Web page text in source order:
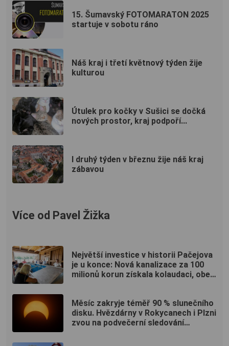
15. Šumavský FOTOMARATON 2025
startuje v sobotu ráno
Náš kraj i třetí květnový týden žije
kulturou
Útulek pro kočky v Sušici se dočká
nových prostor, kraj podpoří...
I druhý týden v březnu žije náš kraj
zábavou
Více od Pavel Žižka
Největší investice v historii Pačejova
je u konce: Nová kanalizace za 100
milionů korun získala kolaudaci, obec
Měsíc zakryje téměř 90 % slunečního
disku. Hvězdárny v Rokycanech i Plzni
zvou na podvečerní sledování